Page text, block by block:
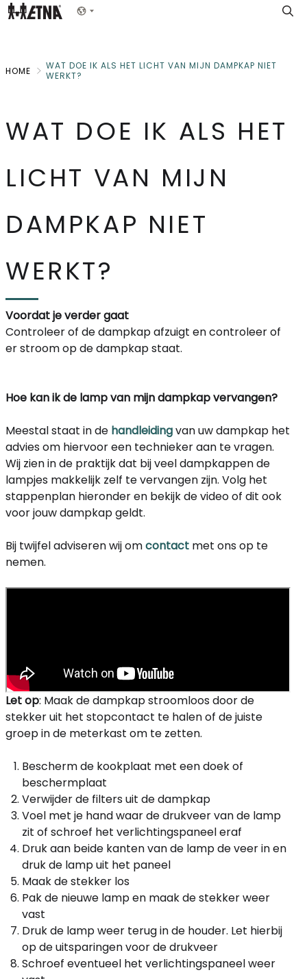
Skip
Show menu
HOME
WAT DOE IK ALS HET LICHT VAN MIJN DAMPKAP NIET
WERKT?
WAT DOE IK ALS HET
LICHT VAN MIJN
DAMPKAP NIET
WERKT?
Voordat je verder gaat
Controleer of de dampkap afzuigt en controleer of
er stroom op de dampkap staat.
Hoe kan ik de lamp van mijn dampkap vervangen?
Meestal staat in de handleidingvan uw dampkap het
advies om hiervoor een technieker aan te vragen.
Wij zien in de praktijk dat bij veel dampkappen de
lampjes makkelijk zelf te vervangen zijn. Volg het
stappenplan hieronder en bekijk de video of dit ook
voor jouw dampkap geldt.
Bij twijfel adviseren wij omcontact met ons op te
nemen.
Let op: Maak de dampkap stroomloos door de
stekker uit het stopcontact te halen of de juiste
groep in de meterkast om te zetten.
Bescherm de kookplaat met een doek of
beschermplaat
Verwijder de filters uit de dampkap
Voel met je hand waar de drukveer van de lamp
zit of schroef het verlichtingspaneel eraf
Druk aan beide kanten van de lamp de veer in en
druk de lamp uit het paneel
Maak de stekker los
Pak de nieuwe lamp en maak de stekker weer
vast
Druk de lamp weer terug in de houder. Let hierbij
op de uitsparingen voor de drukveer
Schroef eventueel het verlichtingspaneel weer